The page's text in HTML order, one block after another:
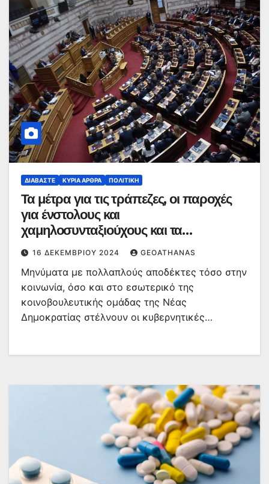
ΔΙΑΒΆΣΤΕ ΚΥΡΙΑ ΑΡΘΡΑ ΠΟΛΙΤΙΚΉ
Τα μέτρα για τις τράπεζες, οι παροχές
για ένστολους και
χαμηλοσυνταξιούχους και τα
«μηνύματα» στο εσωτερικό της ΚΟ της
ΝΔ
16 ΔΕΚΕΜΒΡΊΟΥ 2024 GEOATHANAS
Μηνύματα με πολλαπλούς αποδέκτες τόσο στην
κοινωνία, όσο και στο εσωτερικό της
κοινοβουλευτικής ομάδας της Νέας
Δημοκρατίας στέλνουν οι κυβερνητικές…